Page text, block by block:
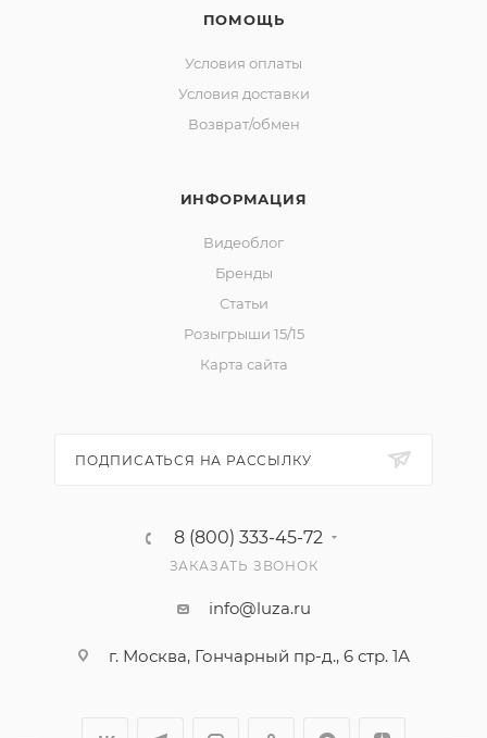
ПОМОЩЬ
Условия оплаты
Условия доставки
Возврат/обмен
ИНФОРМАЦИЯ
Видеоблог
Бренды
Статьи
Розыгрыши 15/15
Карта сайта
ПОДПИСАТЬСЯ НА РАССЫЛКУ
8 (800) 333-45-72
ЗАКАЗАТЬ ЗВОНОК
info@luza.ru
г. Москва, Гончарный пр-д., 6 стр. 1А